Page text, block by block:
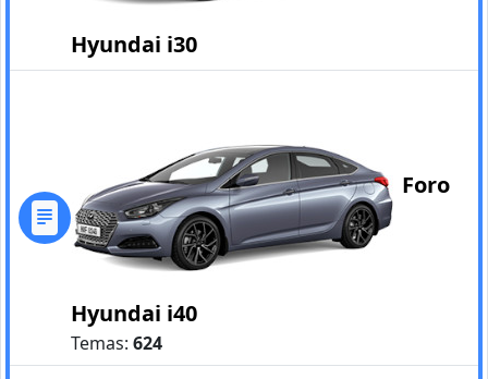
Hyundai i30
Foro
Hyundai i40
Temas: 624